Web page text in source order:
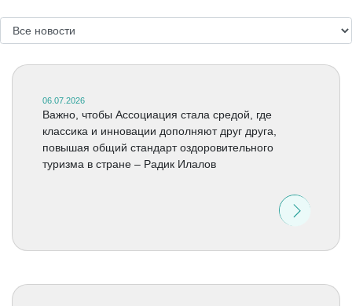
06.07.2026
Важно, чтобы Ассоциация стала средой, где
классика и инновации дополняют друг друга,
повышая общий стандарт оздоровительного
туризма в стране – Радик Илалов